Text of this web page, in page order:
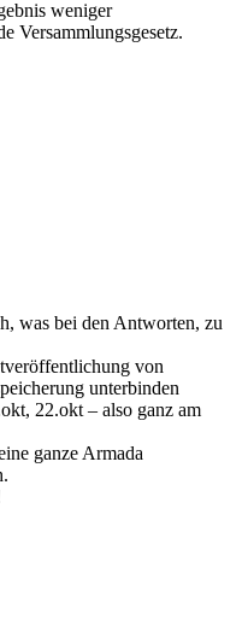
weniger
Versammlungsgesetz.
was bei den Antworten, zu
von
unterbinden
22.okt – also ganz am
ganze Armada